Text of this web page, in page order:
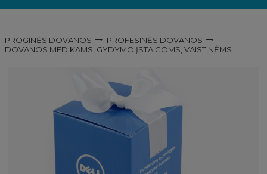
PROGINĖS DOVANOS
PROFESINĖS DOVANOS
DOVANOS MEDIKAMS, GYDYMO ĮSTAIGOMS, VAISTINĖMS